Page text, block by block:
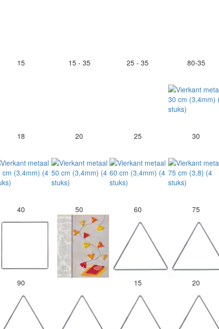
15 15 - 35 25 - 35 80-35
18 20 25 30
40 50 60 75
90 15 20